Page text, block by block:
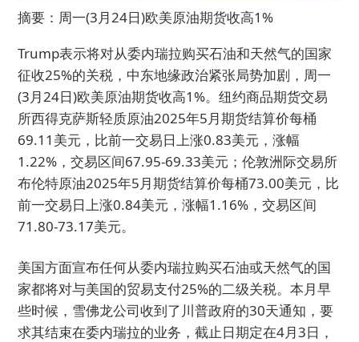
摘要：周一(3月24日)欧美原油期货收高1%
Trump表示将对从委内瑞拉购买石油和天然气的国家
征收25%的关税，中东地缘政治紧张局势加剧，周一
(3月24日)欧美原油期货收高1%。纽约商品期货交易
所西得克萨斯轻质原油2025年5月期货结算价每桶
69.11美元，比前一交易日上涨0.83美元，涨幅
1.22%，交易区间67.95-69.33美元；伦敦洲际交易所
布伦特原油2025年5月期货结算价每桶73.00美元，比
前一交易日上涨0.84美元，涨幅1.16%，交易区间
71.80-73.17美元。
美国方面宣布任何从委内瑞拉购买石油或天然气的国
家都将对与美国的贸易支付25%的二级关税。本月早
些时候，雪佛龙公司收到了川普政府的30天通知，要
求其结束在委内瑞拉的业务，截止日期定在4月3日，